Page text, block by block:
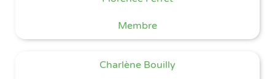
Membre
Charlène Bouilly